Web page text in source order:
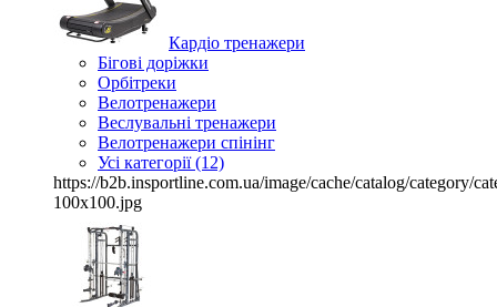
Кардіо тренажери
Бігові доріжки
Орбітреки
Велотренажери
Веслувальні тренажери
Велотренажери спінінг
Усі категорії (12)
https://b2b.insportline.com.ua/image/cache/catalog/category/
100x100.jpg